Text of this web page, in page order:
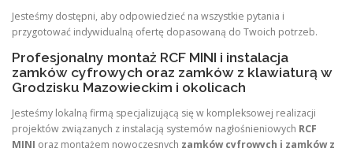
Jesteśmy dostępni, aby odpowiedzieć na wszystkie pytania i
przygotować indywidualną ofertę dopasowaną do Twoich potrzeb.
Profesjonalny montaż RCF MINI i instalacja
zamków cyfrowych oraz zamków z klawiaturą w
Grodzisku Mazowieckim i okolicach
Jesteśmy lokalną firmą specjalizującą się w kompleksowej realizacji
projektów związanych z instalacją systemów nagłośnieniowych RCF
MINI oraz montażem nowoczesnych zamków cyfrowych i zamków z